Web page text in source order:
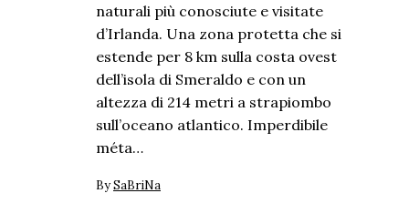
naturali più conosciute e visitate
d’Irlanda. Una zona protetta che si
estende per 8 km sulla costa ovest
dell’isola di Smeraldo e con un
altezza di 214 metri a strapiombo
sull’oceano atlantico. Imperdibile
méta…
BySaBriNa